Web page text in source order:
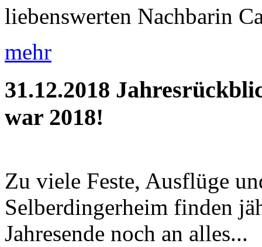
liebenswerten Nachbarin
mehr
31.12.2018
war 2018!
Zu viele Feste, Ausflüge
Selberdingerheim finden
Jahresende noch an alles...